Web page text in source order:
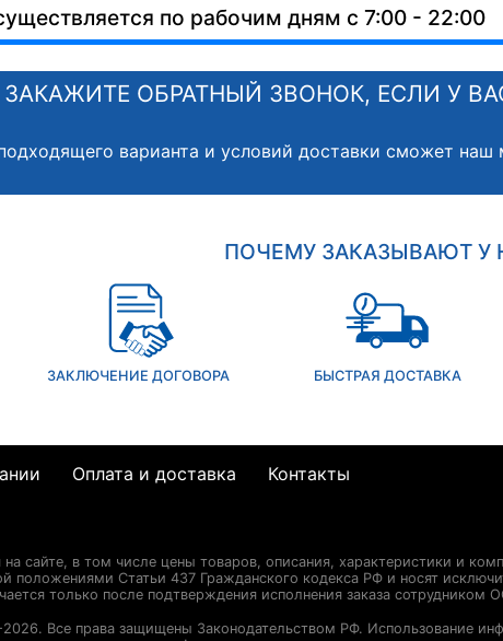
по рабочим дням с 7:00 - 22:00
ЗАКАЖИТЕ ОБРАТНЫЙ ЗВОНОК, ЕСЛИ У
варианта и условий доставки сможет наш
ПОЧЕМУ ЗАКАЗЫВАЮТ У
ЗАКЛЮЧЕНИЕ ДОГОВОРА БЫСТРАЯ ДОСТАВКА
Оплата и доставка Контакты
сайте, в том числе цены товаров, описания, характеристики и
положениями Статьи 437 Гражданского кодекса РФ и носят
только после подтверждения исполнения заказа
Все права защищены Законодательством РФ. Использование